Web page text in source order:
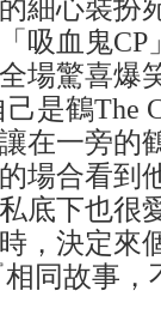
細心裝扮
吸血鬼CP
場驚喜爆
是鶴The
在一旁的
場合看到
底下也很
，決定來
同故事，